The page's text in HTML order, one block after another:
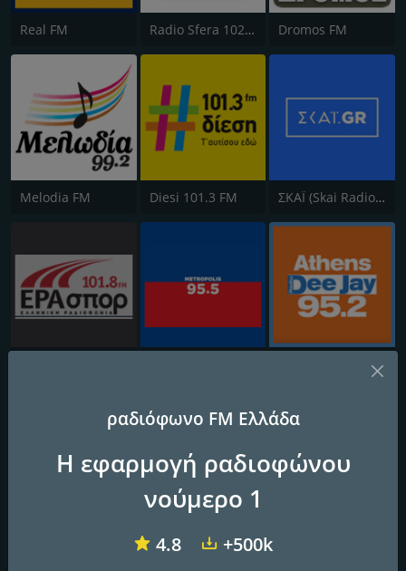
Real FM Radio Sfera 102.2 FM Dromos FM
Melodia FM Diesi 101.3 FM ΣΚΑΪ (Skai Radio 100.3)
Athens Deejay FM
ραδιόφωνο FM Ελλάδα
Η εφαρμογή ραδιοφώνου
νούμερο 1
4.8 +500k